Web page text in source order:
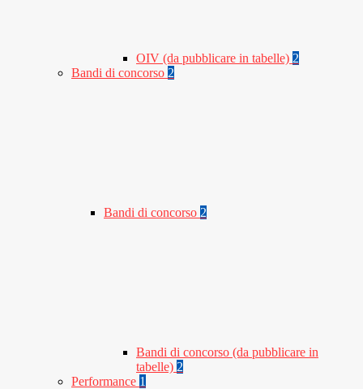
OIV (da pubblicare in tabelle) 2
Bandi di concorso 2
Bandi di concorso 2
Bandi di concorso (da pubblicare in
tabelle) 2
Performance 1